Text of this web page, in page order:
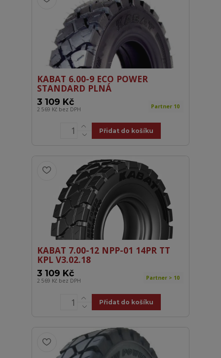
KABAT 6.00-9 ECO POWER
STANDARD PLNÁ
3 109 Kč
2 569 Kč bez DPH Partner 10
Přidat do košíku
KABAT 7.00-12 NPP-01 14PR TT
KPL V3.02.18
3 109 Kč
2 569 Kč bez DPH Partner > 10
Přidat do košíku